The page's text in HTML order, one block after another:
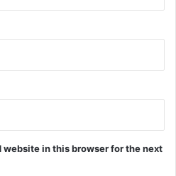
website in this browser for the next